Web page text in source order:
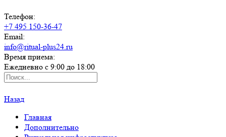
Телефон:
+7 495 150-36-47
Email:
info@ritual-plus24.ru
Время приема:
Ежедневно с 9:00 до 18:00
Назад
Главная
Дополнительно